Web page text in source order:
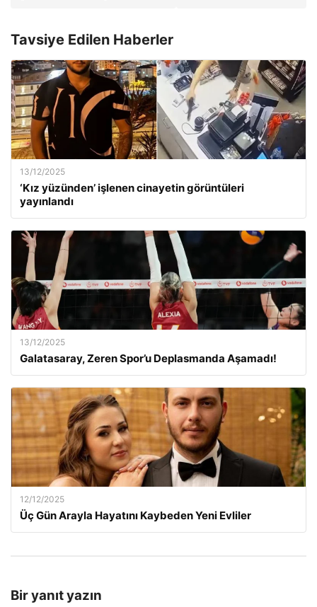
Tavsiye Edilen Haberler
13/12/2025
‘Kız yüzünden’ işlenen cinayetin görüntüleri
yayınlandı
13/12/2025
Galatasaray, Zeren Spor’u Deplasmanda Aşamadı!
12/12/2025
Üç Gün Arayla Hayatını Kaybeden Yeni Evliler
Bir yanıt yazın